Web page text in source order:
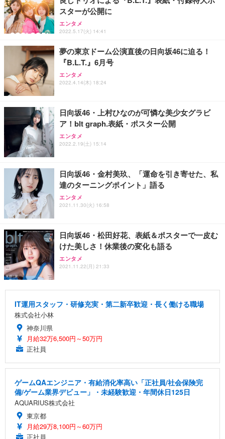
スターが公開に
エンタメ
2022.5.17(火) 14:41
夢の東京ドーム公演直後の日向坂46に迫る！
『B.L.T.』6月号
エンタメ
2022.4.14(木) 18:24
日向坂46・上村ひなのが可憐な美少女グラビ
ア！blt graph.表紙・ポスター公開
エンタメ
2022.2.19(土) 15:14
日向坂46・金村美玖、「運命を引き寄せた、私
達のターニングポイント」語る
エンタメ
2021.11.30(火) 16:58
日向坂46・松田好花、表紙＆ポスターで一皮む
けた美しさ！休業後の変化も語る
エンタメ
2021.11.22(月) 21:33
IT運用スタッフ・研修充実・第二新卒歓迎・長く働ける職場
株式会社小林
神奈川県
月給32万6,500円～50万円
正社員
ゲームQAエンジニア・有給消化率高い「正社員/社会保険完
備/ゲーム業界デビュー」・未経験歓迎・年間休日125日
AQUARIUS株式会社
東京都
月給29万8,100円～60万円
正社員